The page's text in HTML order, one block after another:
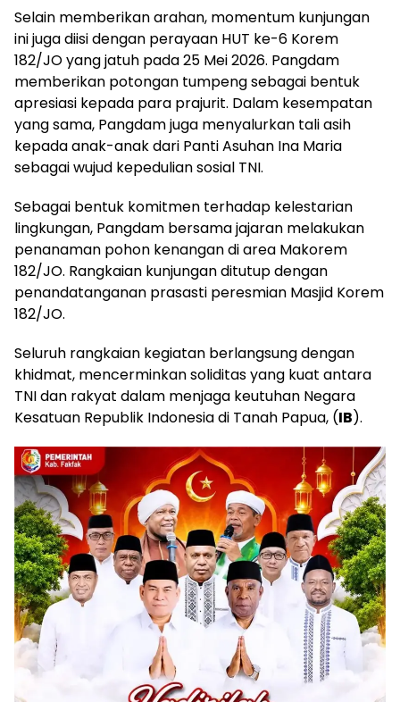
​Selain memberikan arahan, momentum kunjungan
ini juga diisi dengan perayaan HUT ke-6 Korem
182/JO yang jatuh pada 25 Mei 2026. Pangdam
memberikan potongan tumpeng sebagai bentuk
apresiasi kepada para prajurit. Dalam kesempatan
yang sama, Pangdam juga menyalurkan tali asih
kepada anak-anak dari Panti Asuhan Ina Maria
sebagai wujud kepedulian sosial TNI.
​Sebagai bentuk komitmen terhadap kelestarian
lingkungan, Pangdam bersama jajaran melakukan
penanaman pohon kenangan di area Makorem
182/JO. Rangkaian kunjungan ditutup dengan
penandatanganan prasasti peresmian Masjid Korem
182/JO.
​Seluruh rangkaian kegiatan berlangsung dengan
khidmat, mencerminkan soliditas yang kuat antara
TNI dan rakyat dalam menjaga keutuhan Negara
Kesatuan Republik Indonesia di Tanah Papua, (IB).